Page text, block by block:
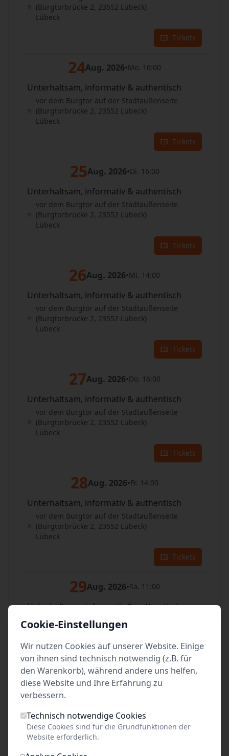
(Burgtorbrücke 2, 23552 Lübeck)
Lübeck
Tickets
24Aug. 2026•Mo. 16:00
Unterhaltsam, informativ & authentisch
vor dem Burgtor auf der Stadtaußenseite
(Burgtorbrücke 2, 23552 Lübeck)
Lübeck
Tickets
25Aug. 2026•Di. 16:00
Unterhaltsam, informativ & authentisch
vor dem Burgtor auf der Stadtaußenseite
(Burgtorbrücke 2, 23552 Lübeck)
Lübeck
Tickets
26Aug. 2026•Mi. 14:00
Unterhaltsam, informativ & authentisch
vor dem Burgtor auf der Stadtaußenseite
(Burgtorbrücke 2, 23552 Lübeck)
Lübeck
Tickets
27Aug. 2026•Do. 16:00
Unterhaltsam, informativ & authentisch
vor dem Burgtor auf der Stadtaußenseite
(Burgtorbrücke 2, 23552 Lübeck)
Lübeck
Tickets
28Aug. 2026•Fr. 14:00
Unterhaltsam, informativ & authentisch
vor dem Burgtor auf der Stadtaußenseite
(Burgtorbrücke 2, 23552 Lübeck)
Lübeck
Tickets
29Aug. 2026•Sa. 11:00
Unterhaltsam, informativ & authentisch
vor dem Burgtor auf der Stadtaußenseite
(Burgtorbrücke 2, 23552 Lübeck)
Tickets
29 Sa. 14:00
Unterhaltsam, informativ & authentisch
vor dem Burgtor auf der Stadtaußenseite
(Burgtorbrücke 2, 23552 Lübeck)
Cookie-Einstellungen
Wir nutzen Cookies auf unserer Website. Einige
von ihnen sind technisch notwendig (z.B. für
den Warenkorb), während andere uns helfen,
diese Website und Ihre Erfahrung zu
verbessern.
Technisch notwendige Cookies
Diese Cookies sind für die Grundfunktionen der
Website erforderlich.